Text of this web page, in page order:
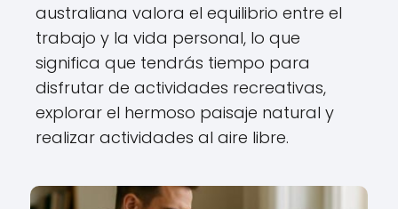
australiana valora el equilibrio entre el
trabajo y la vida personal, lo que
significa que tendrás tiempo para
disfrutar de actividades recreativas,
explorar el hermoso paisaje natural y
realizar actividades al aire libre.